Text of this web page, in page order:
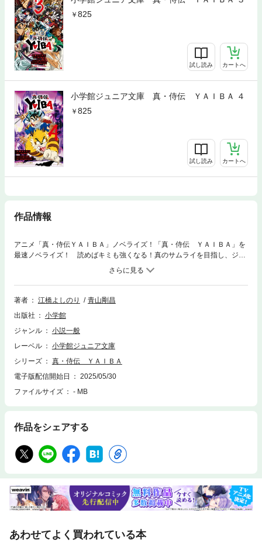
825
試し読み カートへ
小学館ジュニア文庫 真・侍伝 ＹＡＩＢＡ ４
825
試し読み カートへ
作品情報
アニメ「真・侍伝ＹＡＩＢＡ」ノベライズ！「真・侍伝 ＹＡＩＢＡ」を
最速ノベライズ！ 読めばキミも強くなる！真のサムライを目指し、ジャ
ングルで修行に励んでいた鉄 刃。ひょんなことから日本に戻り、鬼丸
猛と出会う。この運命的な出会いにより……古来から天地を揺るがしてき
た魔剣が再び目覚め、真の物語が始まる！！※対象年齢：中学年から※この
作品はカラーが含まれます。
著者 江橋よしのり
青山剛昌
出版社
小学館
ジャンル
小説一般
レーベル
小学館ジュニア文庫
シリーズ
真・侍伝 ＹＡＩＢＡ
電子版配信開始日
2025/05/30
ファイルサイズ
- MB
作品をシェアする
あわせてよく買われている本